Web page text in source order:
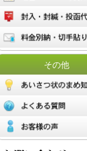
その他